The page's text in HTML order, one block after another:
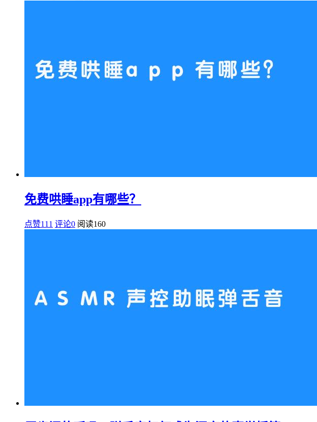
免费哄睡app有哪些？
点赞111 评论0 阅读160